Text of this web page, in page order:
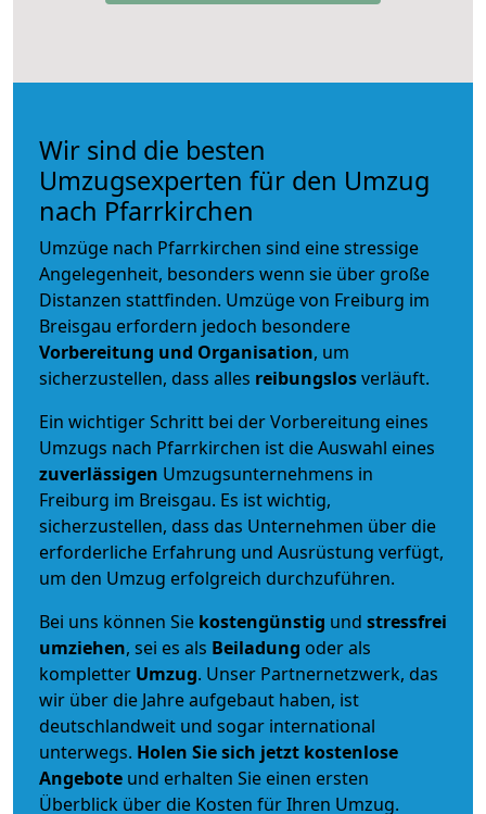
Wir sind die besten
Umzugsexperten für den Umzug
nach Pfarrkirchen
Umzüge nach Pfarrkirchen sind eine stressige
Angelegenheit, besonders wenn sie über große
Distanzen stattfinden. Umzüge von Freiburg im
Breisgau erfordern jedoch besondere
Vorbereitung und Organisation, um
sicherzustellen, dass alles reibungslosverläuft.
Ein wichtiger Schritt bei der Vorbereitung eines
Umzugs nach Pfarrkirchen ist die Auswahl eines
zuverlässigen Umzugsunternehmens in
Freiburg im Breisgau. Es ist wichtig,
sicherzustellen, dass das Unternehmen über die
erforderliche Erfahrung und Ausrüstung verfügt,
um den Umzug erfolgreich durchzuführen.
Bei uns können Sie kostengünstig und stressfrei
umziehen, sei es als Beiladung oder als
kompletter Umzug. Unser Partnernetzwerk, das
wir über die Jahre aufgebaut haben, ist
deutschlandweit und sogar international
unterwegs. Holen Sie sich jetzt kostenlose
Angebote und erhalten Sie einen ersten
Überblick über die Kosten für Ihren Umzug.